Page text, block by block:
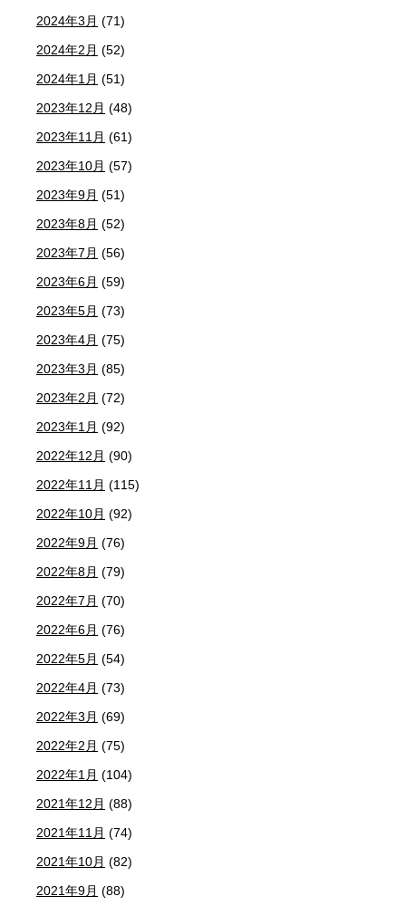
2024年3月 (71)
2024年2月 (52)
2024年1月 (51)
2023年12月 (48)
2023年11月 (61)
2023年10月 (57)
2023年9月 (51)
2023年8月 (52)
2023年7月 (56)
2023年6月 (59)
2023年5月 (73)
2023年4月 (75)
2023年3月 (85)
2023年2月 (72)
2023年1月 (92)
2022年12月 (90)
2022年11月 (115)
2022年10月 (92)
2022年9月 (76)
2022年8月 (79)
2022年7月 (70)
2022年6月 (76)
2022年5月 (54)
2022年4月 (73)
2022年3月 (69)
2022年2月 (75)
2022年1月 (104)
2021年12月 (88)
2021年11月 (74)
2021年10月 (82)
2021年9月 (88)